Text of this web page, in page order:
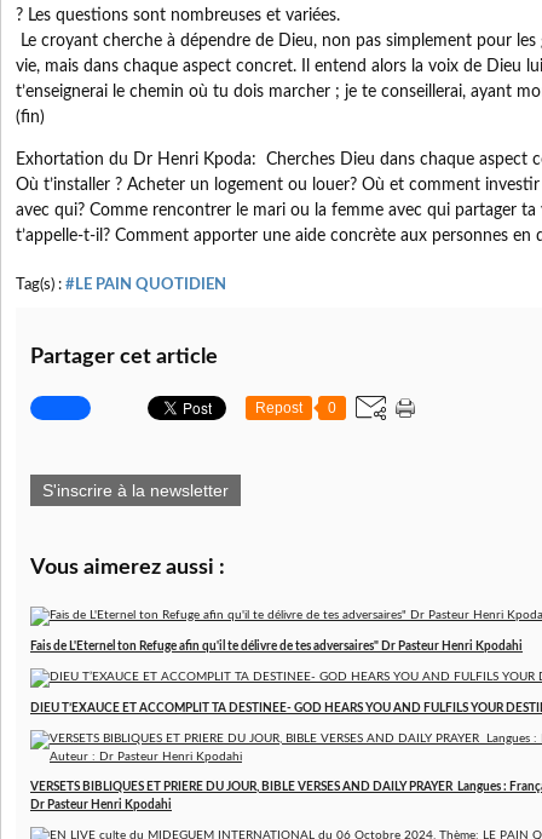
? Les questions sont nombreuses et variées.
Le croyant cherche à dépendre de Dieu, non pas simplement pour
vie, mais dans chaque aspect concret. Il entend alors la voix de Dieu
t’enseignerai le chemin où tu dois marcher ; je te conseillerai, ayant
(fin)
Exhortation du Dr Henri Kpoda: Cherches Dieu dans chaque aspect
Où t’installer ? Acheter un logement ou louer? Où et comment investir
avec qui? Comme rencontrer le mari ou la femme avec qui partager ta
t’appelle-t-il? Comment apporter une aide concrète aux personnes en
Tag(s) : #LE PAIN QUOTIDIEN
Partager cet article
Repost 0
S'inscrire à la newsletter
Vous aimerez aussi :
Fais de L'Eternel ton Refuge afin qu'il te délivre de tes adversaires" Dr Pasteur Henri Kpodahi
DIEU T’EXAUCE ET ACCOMPLIT TA DESTINEE- GOD HEARS YOU AND FULFILS YOUR
VERSETS BIBLIQUES ET PRIERE DU JOUR, BIBLE VERSES AND DAILY PRAYER Langues :
Dr Pasteur Henri Kpodahi